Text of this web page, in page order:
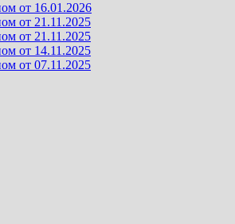
от 16.01.2026
от 21.11.2025
от 21.11.2025
от 14.11.2025
от 07.11.2025